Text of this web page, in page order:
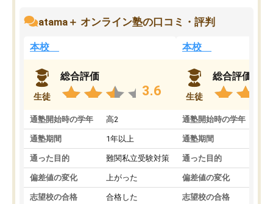
atama＋ オンライン塾の口コミ・評判
本校
生徒
総合評価
3.6
通塾開始時の学年 高2
通塾期間 1年以上
通った目的 難関私立受験対策
偏差値の変化 上がった
志望校の合格 合格した
本校
生徒
総合評価
通塾開始時の学年
通塾期間
通った目的
偏差値の変化
志望校の合格